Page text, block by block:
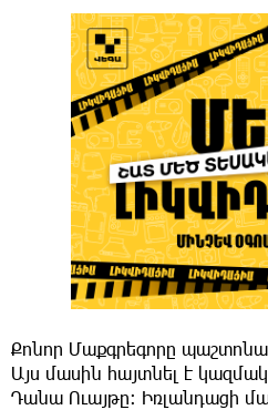
Քոնոր Մաքգրեգորը
Այս մասին հայտնել է
Դանա Ուայթը։ Իռլանդացի